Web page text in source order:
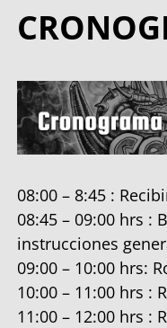
08:00 – 8:45 :
08:45 – 09:00 hrs :
instrucciones
09:00 – 10:00 hrs:
10:00 – 11:00 hrs :
11:00 – 12:00 hrs :